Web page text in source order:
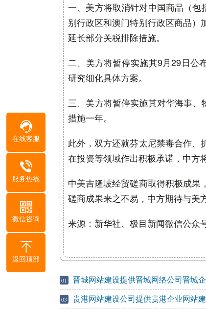
一、美方将取消针对中国商品（包
别行政区和澳门特别行政区商品
延长部分关税排除措施。
二、美方将暂停实施其9月29日公
研究细化具体方案。
三、美方将暂停实施其对华海事
措施一年。
此外，双方还就芬太尼禁毒合作
在投资等领域作出积极承诺，中方
中美吉隆坡经贸磋商取得积极成
磋商成果来之不易，中方期待与美
来源：新华社、极目新闻微信公众
01 晋城网站建设提供晋城网络公司晋城
03
贵港网站建设公司提供贵港企业网站
在线客服
服务热线
微信咨询
返回顶部